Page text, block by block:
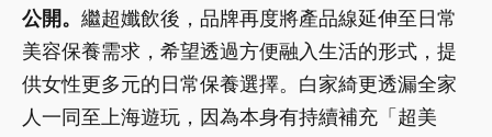
公開。 繼超孅飲後，品牌再度將產品線延伸至日常
美容保養需求，希望透過方便融入生活的形式，提
供女性更多元的日常保養選擇。白家綺更透漏全家
人一同至上海遊玩，因為本身有持續補充「超美